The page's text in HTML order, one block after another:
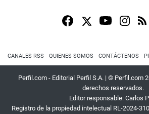
CANALES RSS QUIENES SOMOS CONTÁCTENOS
Perfil.com - Editorial Perfil S.A. | © Perfil.com
derechos reservados.
Editor responsable: Carlos
Registro de la propiedad intelectual RL-2024-